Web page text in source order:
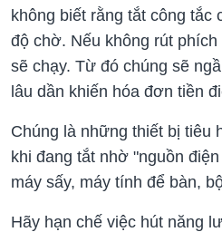
không biết rằng tắt công tắc
độ chờ. Nếu không rút
sẽ chạy. Từ đó chúng sẽ
lâu dần khiến hóa đơn tiền
Chúng là những thiết bị tiêu
khi đang tắt nhờ "nguồn
máy sấy, máy tính để bàn,
Hãy hạn chế việc hút năng